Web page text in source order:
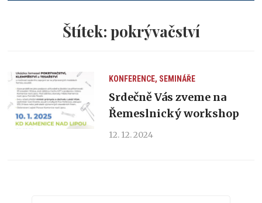
Štítek: pokrývačství
KONFERENCE, SEMINÁŘE
Srdečně Vás zveme na
Řemeslnický workshop
12. 12. 2024